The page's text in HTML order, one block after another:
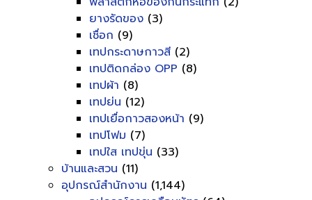
ยางรัดของ (3)
เชื่อก (9)
เทปกระดาษกาวสี (2)
เทปติดกล่อง OPP (8)
เทปผ้า (8)
เทปย่น (12)
เทปเยื่อกาวสองหน้า (9)
เทปโฟม (7)
เทปใส เทปขุ่น (33)
บ้านและสวน (11)
อุปกรณ์สำนักงาน (1,144)